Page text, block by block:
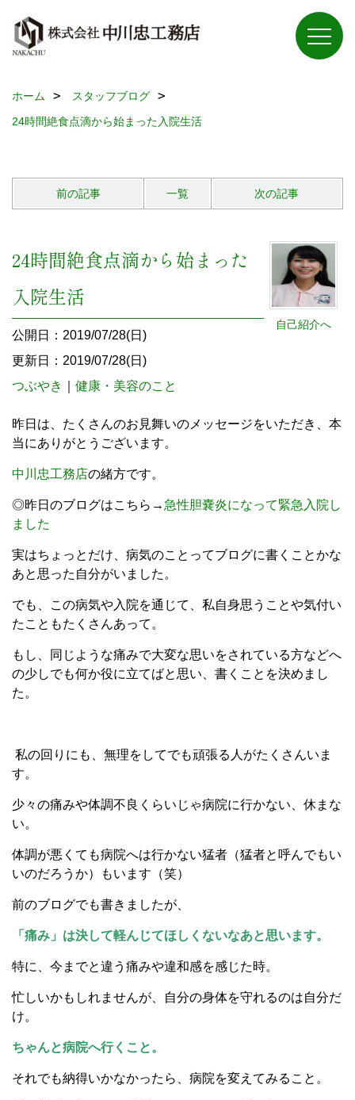
ホーム
スタッフブログ
24時間絶食点滴から始まった入院生活
前の記事 一覧 次の記事
自己紹介へ
24時間絶食点滴から始まった
入院生活
公開日：2019/07/28(日)
更新日：2019/07/28(日)
つぶやき
健康・美容のこと
昨日は、たくさんのお見舞いのメッセージをいただき、本
当にありがとうございます。
中川忠工務店の緒方です。
◎昨日のブログはこちら→ 急性胆嚢炎になって緊急入院し
ました
実はちょっとだけ、病気のことってブログに書くことかな
あと思った自分がいました。
でも、この病気や入院を通じて、私自身思うことや気付い
たこともたくさんあって。
もし、同じような痛みで大変な思いをされている方などへ
の少しでも何か役に立てばと思い、書くことを決めまし
た。
私の回りにも、無理をしてでも頑張る人がたくさんいま
す。
少々の痛みや体調不良くらいじゃ病院に行かない、休まな
い。
体調が悪くても病院へは行かない猛者（猛者と呼んでもい
いのだろうか）もいます（笑）
前のブログでも書きましたが、
「痛み」は決して軽んじてほしくないなあと思います。
特に、今までと違う痛みや違和感を感じた時。
忙しいかもしれませんが、自分の身体を守れるのは自分だ
け。
ちゃんと病院へ行くこと。
それでも納得いかなかったら、病院を変えてみること。